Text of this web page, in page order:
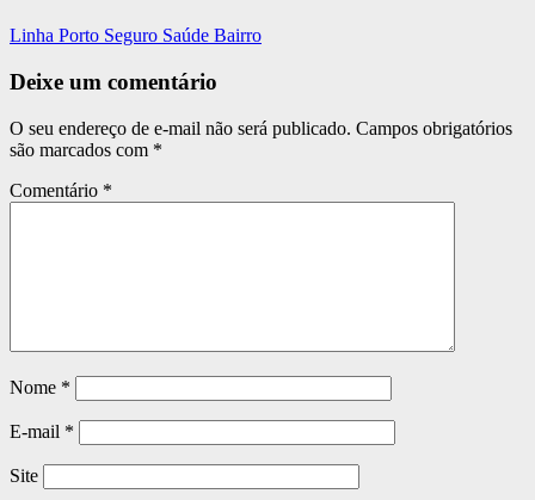
Linha Porto Seguro Saúde Bairro
Deixe um comentário
O seu endereço de e-mail não será publicado. Campos obrigatórios
são marcados com *
Comentário *
Nome *
E-mail *
Site